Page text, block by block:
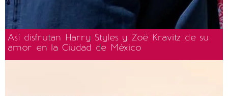
Así disfrutan Harry Styles y Zoë Kravitz de su
amor en la Ciudad de México